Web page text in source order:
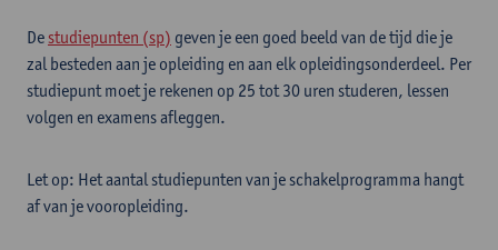
De studiepunten (sp) geven je een goed beeld van de tijd die je
zal besteden aan je opleiding en aan elk opleidingsonderdeel. Per
studiepunt moet je rekenen op 25 tot 30 uren studeren, lessen
volgen en examens afleggen.
Let op: Het aantal studiepunten van je schakelprogramma hangt
af van je vooropleiding.